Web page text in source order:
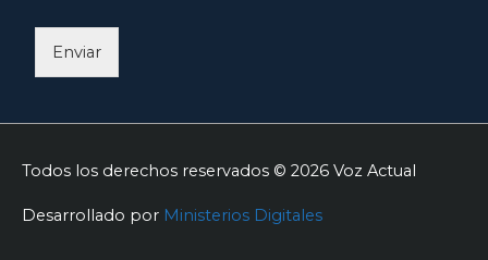
Enviar
Todos los derechos reservados © 2026 Voz Actual
Desarrollado por Ministerios Digitales